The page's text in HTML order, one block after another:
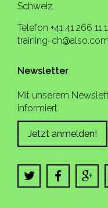
Schweiz
Telefon +41 41 266 11
training-ch@also.com
Newsletter
Mit unserem
informiert.
Jetzt anmelden!